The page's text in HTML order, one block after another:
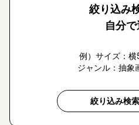
絞り込み
自分
例）サイズ：横
ジャンル：抽象
絞り込み検